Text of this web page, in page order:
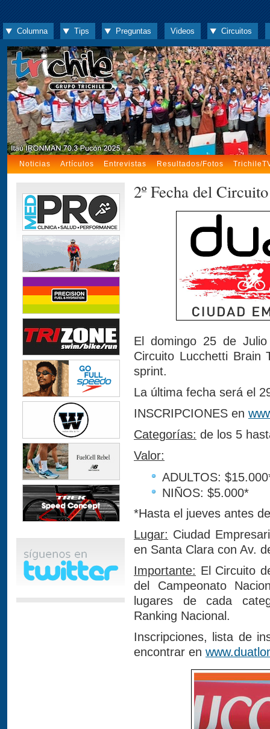
Columna Tips Preguntas Videos Circuitos
Noticias Artículos Entrevistas Resultados/Fotos
2º Fecha del
El domingo 25 de
Circuito Lucchetti Brain
sprint.
La última fecha será el
INSCRIPCIONES en
Categorías: de los 5
Valor:
ADULTOS:
NIÑOS: $5.000*
*Hasta el jueves antes
Lugar: Ciudad
en Santa Clara con Av.
Importante: El Circuito
del Campeonato
lugares de cada
Ranking Nacional.
Inscripciones, lista de
encontrar en